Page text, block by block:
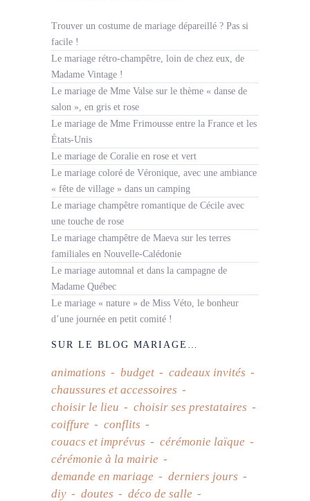
Trouver un costume de mariage dépareillé ? Pas si
facile !
Le mariage rétro-champêtre, loin de chez eux, de
Madame Vintage !
Le mariage de Mme Valse sur le thème « danse de
salon », en gris et rose
Le mariage de Mme Frimousse entre la France et les
États-Unis
Le mariage de Coralie en rose et vert
Le mariage coloré de Véronique, avec une ambiance
« fête de village » dans un camping
Le mariage champêtre romantique de Cécile avec
une touche de rose
Le mariage champêtre de Maeva sur les terres
familiales en Nouvelle-Calédonie
Le mariage automnal et dans la campagne de
Madame Québec
Le mariage « nature » de Miss Véto, le bonheur
d’une journée en petit comité !
SUR LE BLOG MARIAGE…
animations budget
cadeaux invités
chaussures et accessoires
choisir le lieu
choisir ses prestataires
coiffure
conflits
couacs et imprévus
cérémonie laïque
cérémonie à la mairie
demande en mariage
derniers jours
diy
doutes
déco de salle